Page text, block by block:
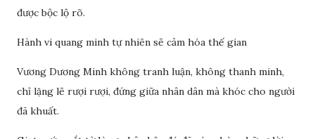
được bộc lộ rõ.
Hành vi quang minh tự nhiên sẽ cảm hóa thế gian
Vương Dương Minh không tranh luận, không thanh minh,
chỉ lặng lẽ rượi rượi, đứng giữa nhân dân mà khóc cho người
đã khuất.